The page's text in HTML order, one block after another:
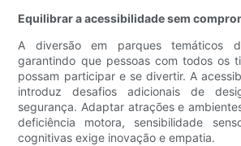
Equilibrar a acessibilidade sem
A diversão em parques temáticos
garantindo que pessoas com todos os
possam participar e se divertir. A
introduz desafios adicionais de
segurança. Adaptar atrações e
deficiência motora, sensibilidade
cognitivas exige inovação e empatia.